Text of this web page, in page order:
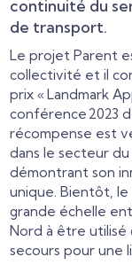
continuité du
de transport.
Le projet Parent
collectivité et il
prix « Landmark
conférence 2023
récompense est
dans le secteur du
démontrant son
unique. Bientôt, le
grande échelle
Nord à être utilisé
secours pour une